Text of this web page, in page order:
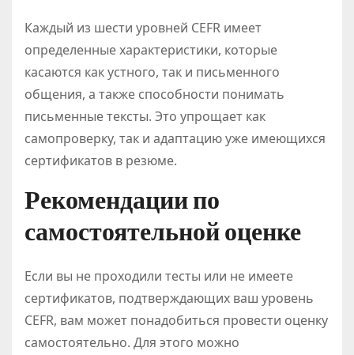
Каждый из шести уровней CEFR имеет
определенные характеристики, которые
касаются как устного, так и письменного
общения, а также способности понимать
письменные тексты. Это упрощает как
самопроверку, так и адаптацию уже имеющихся
сертификатов в резюме.
Рекомендации по
самостоятельной оценке
Если вы не проходили тесты или не имеете
сертификатов, подтверждающих ваш уровень
CEFR, вам может понадобиться провести оценку
самостоятельно. Для этого можно